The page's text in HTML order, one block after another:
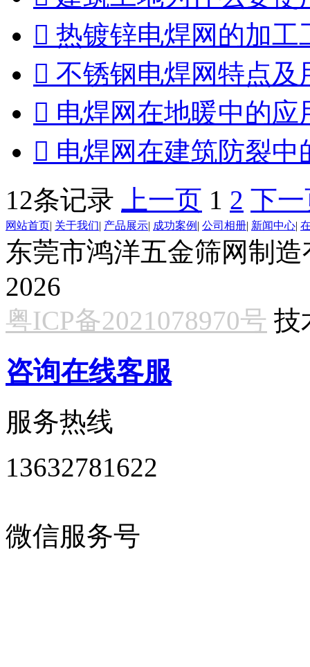
 热镀锌电焊网的加
 不锈钢电焊网特点
 电焊网在地暖中的
 电焊网在建筑防裂
12条记录
上一页 1 2 下
网站首页| 关于我们| 产品展示| 成功案例 | 公司相册| 新闻中心|
东莞市鸿洋五金筛网制
2026
粤ICP备2021078970号 技
咨询在线客服
服务热线
13632781622
微信服务号